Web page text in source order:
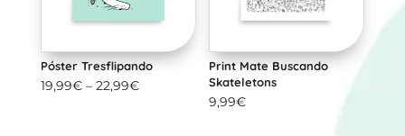
Póster Tresflipando
19,99€– 22,99€
Print Mate Buscando
Skateletons
9,99€